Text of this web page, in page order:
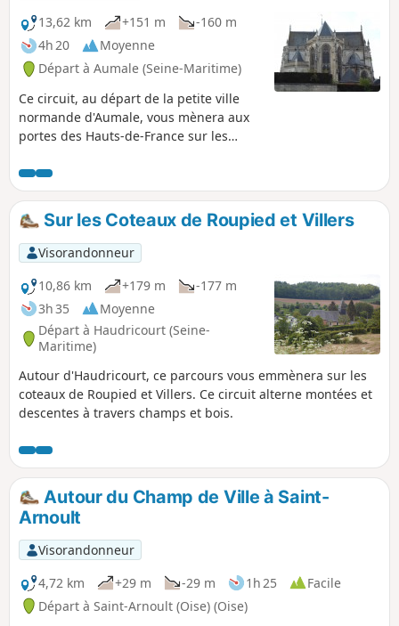
13,62 km
+151 m
-160 m
4h 20
Moyenne
Départ à Aumale (Seine-Maritime)
Ce circuit, au départ de la petite ville
normande d'Aumale, vous mènera aux
portes des Hauts-de-France sur les
d'Escles-Saint-Pierre et Quincampoix-
Fleury dans l'Oise. Au fil de la
randonnée, vous traverserez champs et
bois avant un retour dans la vallée de la
Bresle.
Sur les Coteaux de Roupied et Villers
Visorandonneur
10,86 km
+179 m
-177 m
3h 35
Moyenne
Départ à Haudricourt (Seine-
Maritime)
Autour d'Haudricourt, ce parcours vous emmènera sur les
coteaux de Roupied et Villers. Ce circuit alterne montées et
descentes à travers champs et bois.
Autour du Champ de Ville à Saint-
Arnoult
Visorandonneur
4,72 km
+29 m -29 m 1h 25
Facile
Départ à Saint-Arnoult (Oise) (Oise)